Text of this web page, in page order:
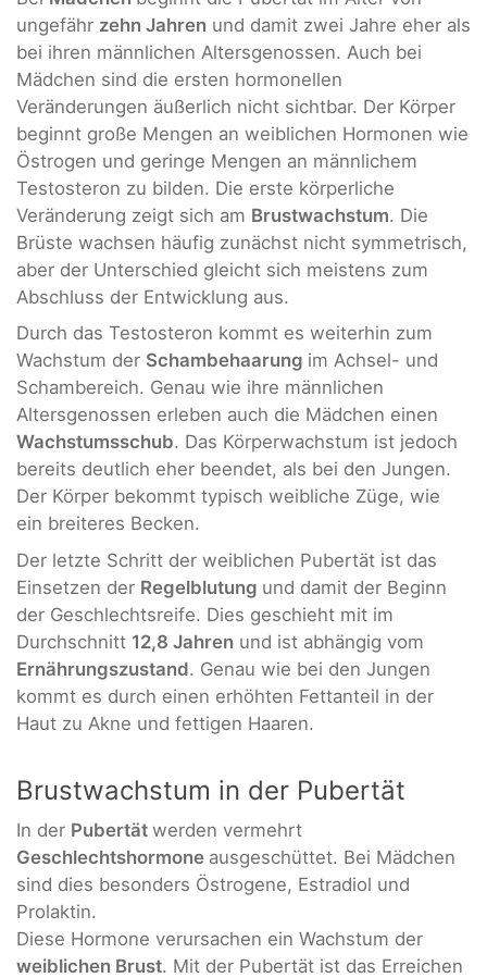
ungefähr zehn Jahren und damit zwei Jahre eher als
bei ihren männlichen Altersgenossen. Auch bei
Mädchen sind die ersten hormonellen
Veränderungen äußerlich nicht sichtbar. Der Körper
beginnt große Mengen an weiblichen Hormonen wie
Östrogen und geringe Mengen an männlichem
Testosteron zu bilden. Die erste körperliche
Veränderung zeigt sich am Brustwachstum. Die
Brüste wachsen häufig zunächst nicht symmetrisch,
aber der Unterschied gleicht sich meistens zum
Abschluss der Entwicklung aus.
Durch das Testosteron kommt es weiterhin zum
Wachstum der Schambehaarung im Achsel- und
Schambereich. Genau wie ihre männlichen
Altersgenossen erleben auch die Mädchen einen
Wachstumsschub. Das Körperwachstum ist jedoch
bereits deutlich eher beendet, als bei den Jungen.
Der Körper bekommt typisch weibliche Züge, wie
ein breiteres Becken.
Der letzte Schritt der weiblichen Pubertät ist das
Einsetzen der Regelblutung und damit der Beginn
der Geschlechtsreife. Dies geschieht mit im
Durchschnitt 12,8 Jahren und ist abhängig vom
Ernährungszustand. Genau wie bei den Jungen
kommt es durch einen erhöhten Fettanteil in der
Haut zu Akne und fettigen Haaren.
Brustwachstum in der Pubertät
In der Pubertät werden vermehrt
Geschlechtshormone ausgeschüttet. Bei Mädchen
sind dies besonders Östrogene, Estradiol und
Prolaktin.
Diese Hormone verursachen ein Wachstum der
weiblichen Brust. Mit der Pubertät ist das Erreichen